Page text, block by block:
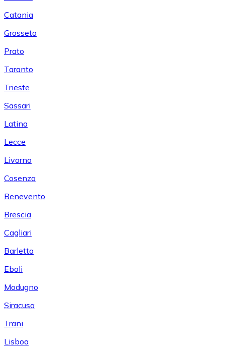
Catania
Grosseto
Prato
Taranto
Trieste
Sassari
Latina
Lecce
Livorno
Cosenza
Benevento
Brescia
Cagliari
Barletta
Eboli
Modugno
Siracusa
Trani
Lisboa